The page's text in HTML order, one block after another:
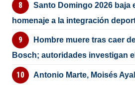
Santo Domingo 2026 baja
homenaje a la integración
Hombre muere tras caer
Bosch; autoridades investigan
Antonio Marte, Moisés